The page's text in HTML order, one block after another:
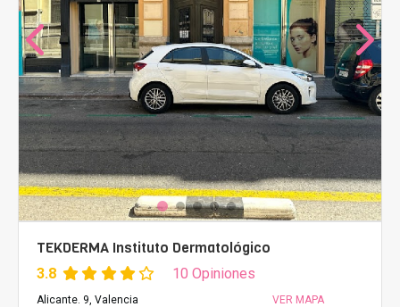
TEKDERMA Instituto Dermatológico
3.8 10 Opiniones
Alicante. 9, Valencia VER MAPA